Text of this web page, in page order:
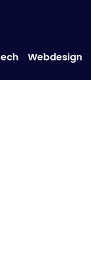
Webdesign